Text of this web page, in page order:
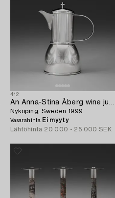
412
An Anna-Stina Åberg wine jug,
Nyköping, Sweden 1999.
Vasarahinta Ei myyty
Lähtöhinta 20 000 - 25 000 SEK